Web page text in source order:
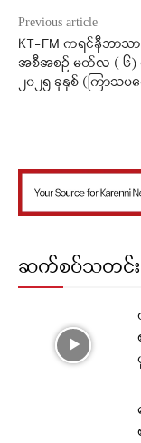
Previous article
KT-FM ကရင်နီဘာသာ
အစီအစဉ် မတ်လ ( ၆)
၂၀၂၅ ခုနှစ် (ကြာသပ
ဆက်စပ်သတင်းမ